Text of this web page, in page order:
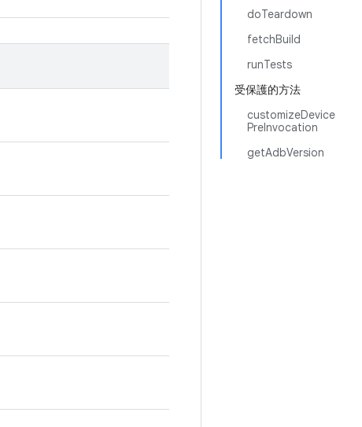
doTeardown
fetchBuild
runTests
受保護的方法
customizeDevice
PreInvocation
getAdbVersion